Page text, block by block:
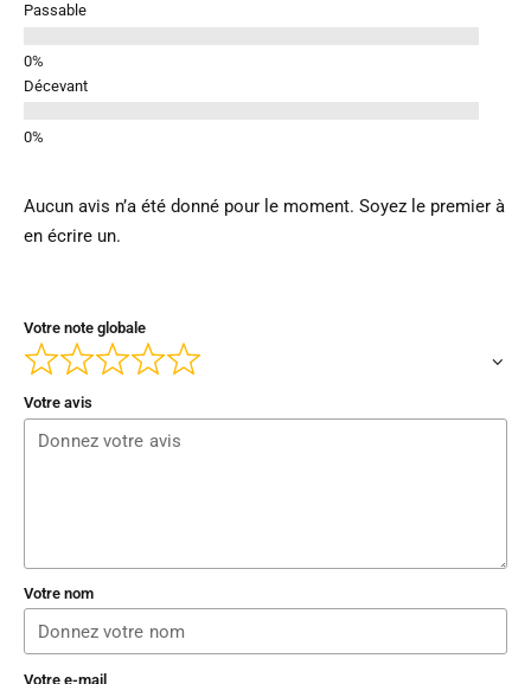
Passable
Décevant
Aucun avis n’a été donné pour le moment. Soyez le premier à
en écrire un.
Votre note globale
Votre avis
Votre nom
Votre e-mail